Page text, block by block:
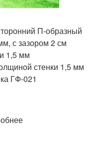
П-образный
с зазором 2 см
1,5 мм
стенки 1,5 мм
ГФ-021